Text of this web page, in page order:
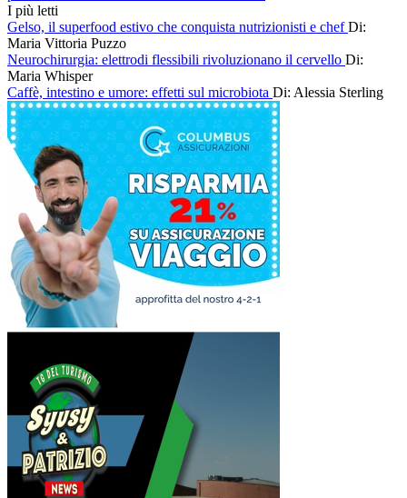
I più letti
Gelso, il superfood estivo che conquista nutrizionisti e chefDi:
Maria Vittoria Puzzo
Neurochirurgia: elettrodi flessibili rivoluzionano il cervello Di:
Maria Whisper
Caffè, intestino e umore: effetti sul microbiota Di: Alessia Sterling